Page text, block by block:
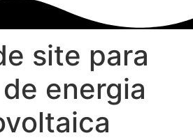
site para
energia